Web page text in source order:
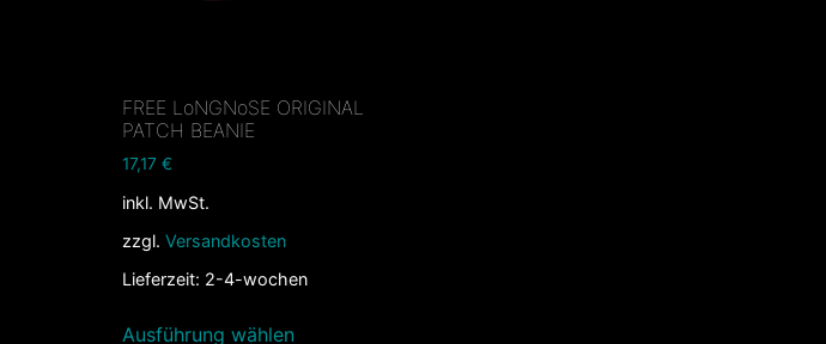
FREE LoNGNoSE ORIGINAL
PATCH BEANIE
17,17 €
inkl. MwSt.
zzgl. Versandkosten
Lieferzeit: 2-4-wochen
Ausführung wählen